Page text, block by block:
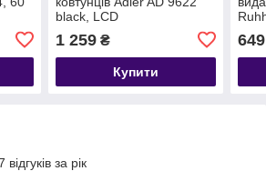
black, LCD
1 259₴
Купити
649
за рік